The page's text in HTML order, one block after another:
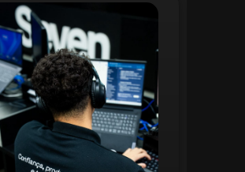
O planejamento dentro do CGI é
realizado por uma equipe
especializada que utiliza
ferramentas avançadas para
estruturar ordens de serviço, fluxos
de trabalho e parametrizações
Essa etapa envolve a
detalhada de criticidade por
atividade, permitindo alocar
recursos de forma eficiente e
que todas as ações estejam
alinhadas aos objetivos
estratégicos.